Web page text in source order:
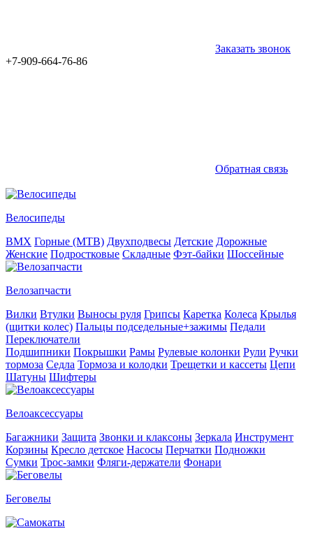
Заказать звонок
+7-909-664-76-86
Обратная связь
Велосипеды
BMX Горные (MTB) Двухподвесы Детские Дорожные
Женские Подростковые Складные Фэт-байки Шоссейные
Велозапчасти
Вилки Втулки Выносы руля Грипсы Каретка Колеса Крылья
(щитки колес) Пальцы подседельные+зажимы Педали
Переключатели
Подшипники Покрышки Рамы Рулевые колонки Рули Ручки
тормоза Седла Тормоза и колодки Трещетки и кассеты Цепи
Шатуны Шифтеры
Велоаксессуары
Багажники Защита Звонки и клаксоны Зеркала Инструмент
Корзины Кресло детское Насосы Перчатки Подножки
Сумки Трос-замки Фляги-держатели Фонари
Беговелы